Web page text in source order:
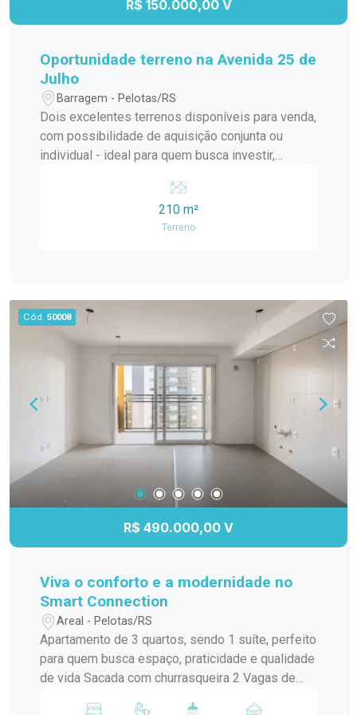
R$ 150.000,00 V
Oportunidade terreno na Avenida 25 de
Julho
Barragem - Pelotas/RS
Dois excelentes terrenos disponíveis para venda,
com possibilidade de aquisição conjunta ou
individual - ideal para quem busca investir,
localização estratégica e valorizada. Localização
privilegiada Ótima metragem e potencial
construtivo Perfeito para residência ou
realidade em uma das regiões que mais cresce e
se valoriza. Entre em contato para mais
informações e agende sua visita!
210 m²
Terreno
Cód. 50008
R$ 490.000,00 V
Viva o conforto e a modernidade no
Smart Connection
Areal - Pelotas/RS
Apartamento de 3 quartos, sendo 1 suíte, perfeito
para quem busca espaço, praticidade e qualidade
de vida Sacada com churrasqueira 2 Vagas de